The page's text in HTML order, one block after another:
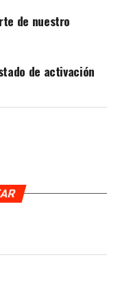
de nuestro
de activación